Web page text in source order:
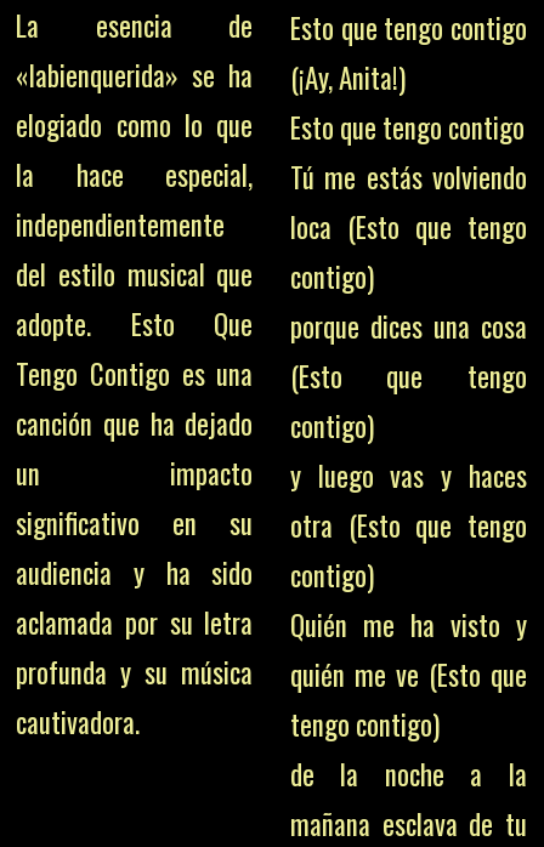
La esencia de
«labienquerida» se ha
elogiado como lo que
la hace especial,
independientemente
del estilo musical que
adopte. Esto Que
Tengo Contigo es una
canción que ha dejado
un impacto
significativo en su
audiencia y ha sido
aclamada por su letra
profunda y su música
cautivadora.
Esto que tengo contigo
(¡Ay, Anita!)
Esto que tengo contigo
Tú me estás volviendo
loca (Esto que tengo
contigo)
porque dices una cosa
(Esto que tengo
contigo)
y luego vas y haces
otra (Esto que tengo
contigo)
Quién me ha visto y
quién me ve (Esto que
tengo contigo)
de la noche a la
mañana esclava de tu